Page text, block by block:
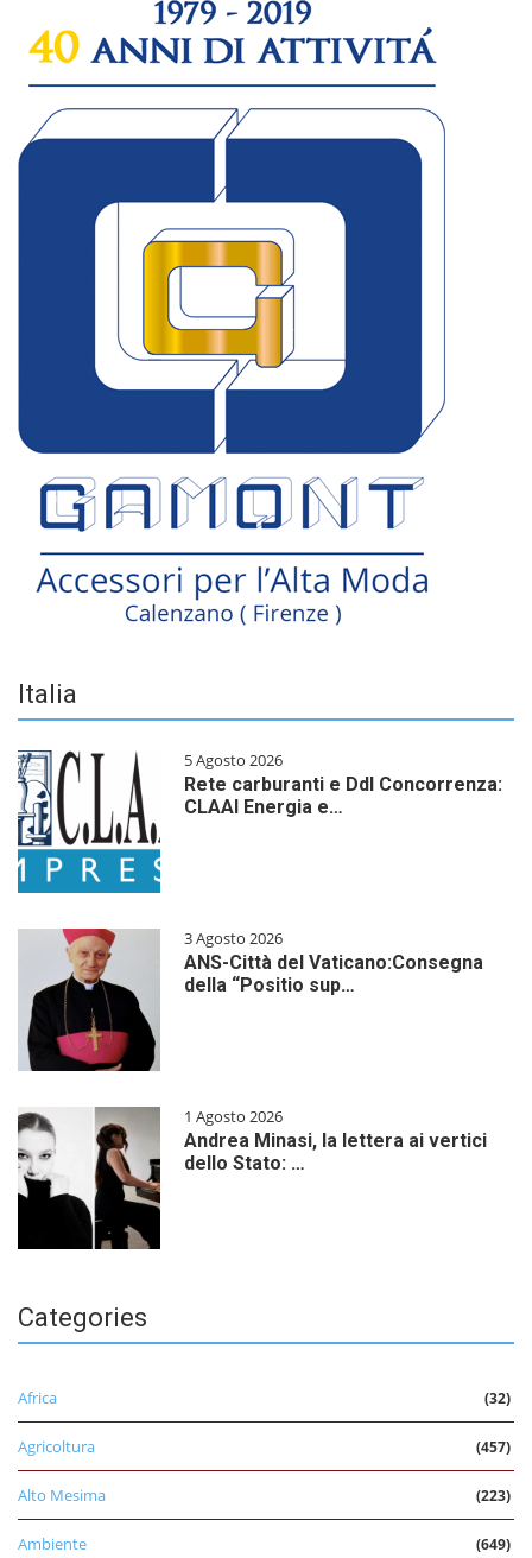
Italia
5 Agosto 2026
Rete carburanti e Ddl Concorrenza:
CLAAI Energia e…
3 Agosto 2026
ANS-Città del Vaticano:Consegna
della “Positio sup…
1 Agosto 2026
Andrea Minasi, la lettera ai vertici
dello Stato: …
Categories
Africa (32)
Agricoltura (457)
Alto Mesima (223)
Ambiente (649)